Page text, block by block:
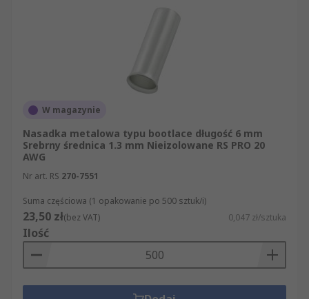
W magazynie
Nasadka metalowa typu bootlace długość 6 mm
Srebrny średnica 1.3 mm Nieizolowane RS PRO 20
AWG
Nr art. RS 270-7551
Suma częściowa (1 opakowanie po 500 sztuk/i)
23,50 zł(bez VAT) 0,047 zł/sztuka
Ilość